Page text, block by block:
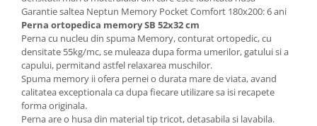
Garantie saltea Neptun Memory Pocket Comfort 180x200: 6 ani
Perna ortopedica memory SB 52x32 cm
Perna cu nucleu din spuma Memory, conturat ortopedic, cu
densitate 55kg/mc, se muleaza dupa forma umerilor, gatului si a
capului, permitand astfel relaxarea muschilor.
Spuma memory ii ofera pernei o durata mare de viata, avand
calitatea exceptionala ca dupa fiecare utilizare sa isi recapete
forma originala.
Perna are o husa din material tip tricot, detasabila si lavabila.